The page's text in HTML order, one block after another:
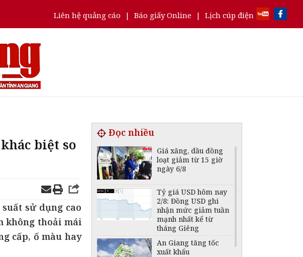
Liên hệ quảng cáo | Báo giấy Online | Lịch cúp điện
biệt so
sử dụng cao
không thoải mái
cấp, ố màu hay
Đọc nhiều
Giá xăng, dầu đồng
loạt giảm từ 15 giờ
ngày 6/8
Tỷ giá USD hôm nay
2/8: Đồng USD ghi
nhận mức giảm tuần
mạnh nhất kể từ
tháng Giêng
An Giang tăng tốc
xuất khẩu